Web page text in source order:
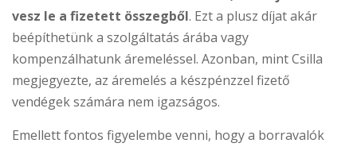
vesz le a fizetett összegből. Ezt a plusz díjat akár
beépíthetünk a szolgáltatás árába vagy
kompenzálhatunk áremeléssel. Azonban, mint Csilla
megjegyezte, az áremelés a készpénzzel fizető
vendégek számára nem igazságos.
Emellett fontos figyelembe venni, hogy a borravalók